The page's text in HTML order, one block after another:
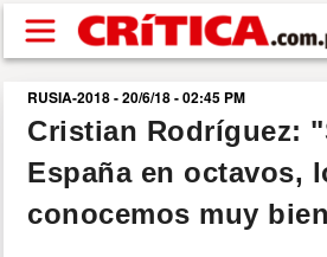
Pasar al contenido principal
buscar
SUCESOS
RUSIA-2018 - 20/6/18 - 02:45 PM
Cristian Rodríguez:
España en octavos,
conocemos muy